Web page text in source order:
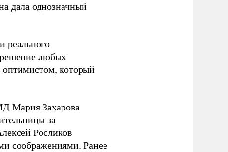
дала однозначный
реального
любых
оптимистом, который
Мария Захарова
за
Росликов
соображениями. Ранее